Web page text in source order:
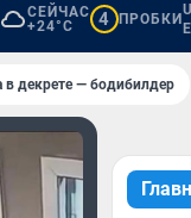
СЕЙЧАС
+24°C
4 ПРОБКИ
в декрете — бодибилдер